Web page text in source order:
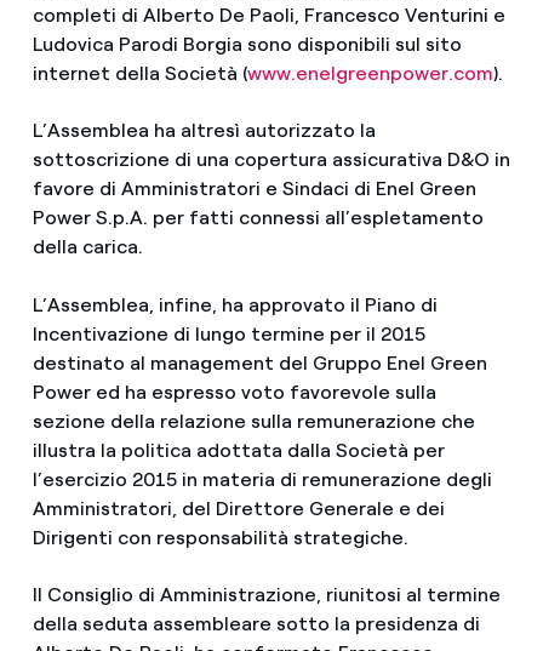
completi di Alberto De Paoli, Francesco Venturini e
Ludovica Parodi Borgia sono disponibili sul sito
internet della Società (www.enelgreenpower.com).
L’Assemblea ha altresì autorizzato la
sottoscrizione di una copertura assicurativa D&O in
favore di Amministratori e Sindaci di Enel Green
Power S.p.A. per fatti connessi all’espletamento
della carica.
L’Assemblea, infine, ha approvato il Piano di
Incentivazione di lungo termine per il 2015
destinato al management del Gruppo Enel Green
Power ed ha espresso voto favorevole sulla
sezione della relazione sulla remunerazione che
illustra la politica adottata dalla Società per
l’esercizio 2015 in materia di remunerazione degli
Amministratori, del Direttore Generale e dei
Dirigenti con responsabilità strategiche.
Il Consiglio di Amministrazione, riunitosi al termine
della seduta assembleare sotto la presidenza di